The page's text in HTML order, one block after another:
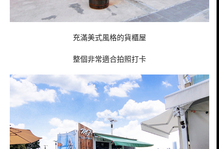
充滿美式風格的貨櫃屋
整個非常適合拍照打卡